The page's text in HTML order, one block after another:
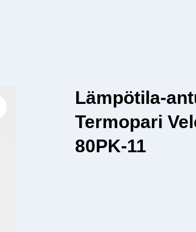
Lämpötila-
Termopari
80PK-11